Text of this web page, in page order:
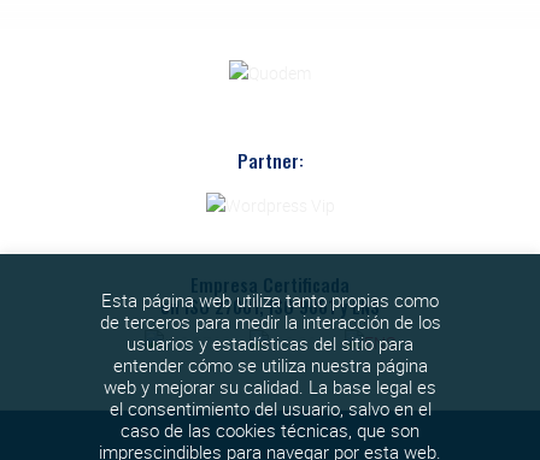
Partner:
Empresa Certificada
en ISO 27001, ISO 9001 y ENS
Esta página web utiliza tanto propias como
de terceros para medir la interacción de los
usuarios y estadísticas del sitio para
entender cómo se utiliza nuestra página
web y mejorar su calidad. La base legal es
el consentimiento del usuario, salvo en el
caso de las cookies técnicas, que son
imprescindibles para navegar por esta web.